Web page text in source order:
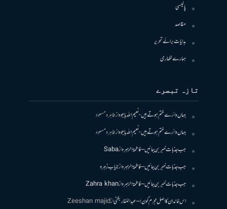
پالیسی
مقاصد
ہدایات برائے تحریر
ہمارے لکھاری
تازہ تبصرے
جہاں دائرے ختم ہوتے ہیں- نعیم اللہ باجوہازطاہرہ مسعود
جہاں دائرے ختم ہوتے ہیں- نعیم اللہ باجوہازطاہرہ مسعود
جب جذبات خبر بن جائیں – فاطمۃالزہرہازSaba
جب جذبات خبر بن جائیں – فاطمۃالزہرہازنایاب زہرہ
جب جذبات خبر بن جائیں – فاطمۃالزہرہازZahra khan
اس خاندان کا اصل مجرم کون! – عبدالغفار بگٹیازZeeshan majid